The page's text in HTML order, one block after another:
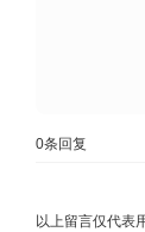
0条回复
以上留言仅代表